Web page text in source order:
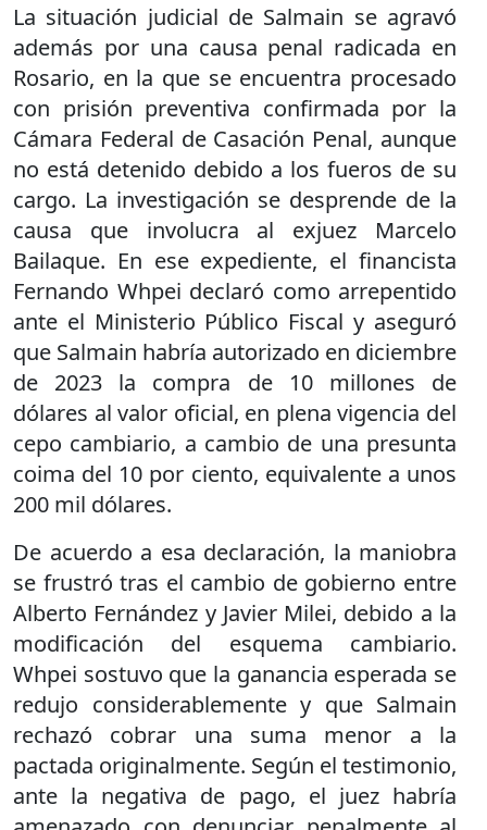
La situación judicial de Salmain se agravó
además por una causa penal radicada en
Rosario, en la que se encuentra procesado
con prisión preventiva confirmada por la
Cámara Federal de Casación Penal, aunque
no está detenido debido a los fueros de su
cargo. La investigación se desprende de la
causa que involucra al exjuez Marcelo
Bailaque. En ese expediente, el financista
Fernando Whpei declaró como arrepentido
ante el Ministerio Público Fiscal y aseguró
que Salmain habría autorizado en diciembre
de 2023 la compra de 10 millones de
dólares al valor oficial, en plena vigencia del
cepo cambiario, a cambio de una presunta
coima del 10 por ciento, equivalente a unos
200 mil dólares.
De acuerdo a esa declaración, la maniobra
se frustró tras el cambio de gobierno entre
Alberto Fernández y Javier Milei, debido a la
modificación del esquema cambiario.
Whpei sostuvo que la ganancia esperada se
redujo considerablemente y que Salmain
rechazó cobrar una suma menor a la
pactada originalmente. Según el testimonio,
ante la negativa de pago, el juez habría